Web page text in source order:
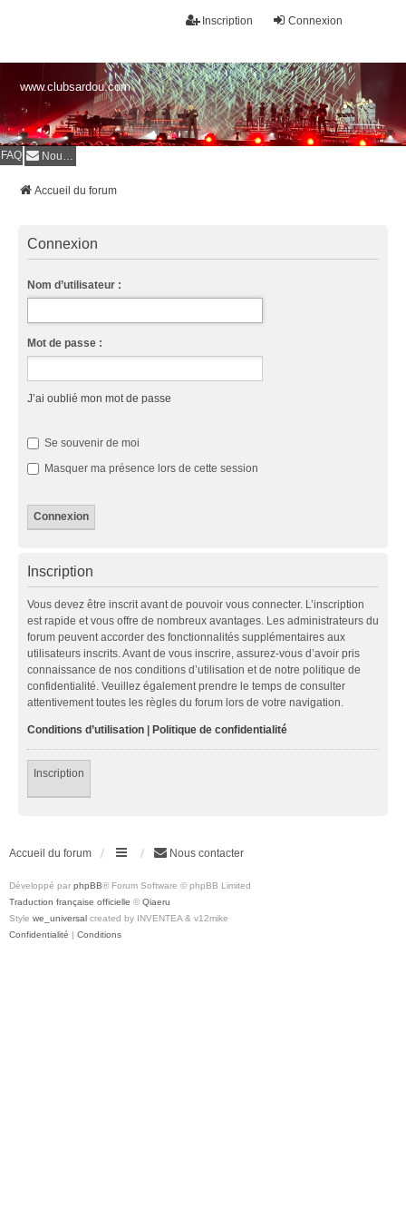
Connexion
Inscription
www.clubsardou.com
FAQ Nous contacter
Accueil du forum
Connexion
Nom d’utilisateur :
Mot de passe :
J’ai oublié mon mot de passe
Se souvenir de moi
Masquer ma présence lors de cette session
Inscription
Vous devez être inscrit avant de pouvoir vous connecter. L’inscription
est rapide et vous offre de nombreux avantages. Les administrateurs du
forum peuvent accorder des fonctionnalités supplémentaires aux
utilisateurs inscrits. Avant de vous inscrire, assurez-vous d’avoir pris
connaissance de nos conditions d’utilisation et de notre politique de
confidentialité. Veuillez également prendre le temps de consulter
attentivement toutes les règles du forum lors de votre navigation.
Conditions d’utilisation | Politique de confidentialité
Inscription
Accueil du forum Nous contacter
Développé par phpBB® Forum Software © phpBB Limited
Traduction française officielle © Qiaeru
Style we_universal created by INVENTEA & v12mike
Confidentialité | Conditions